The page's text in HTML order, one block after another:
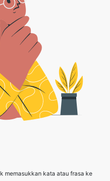
memasukkan kata atau frasa ke